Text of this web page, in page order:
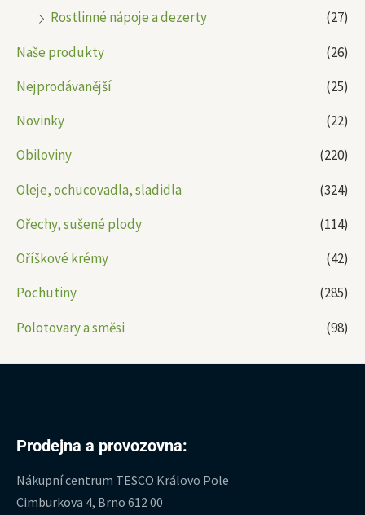
Rostlinné nápoje a dezerty
(27)
Naše produkty
(26)
Nejprodávanější
(25)
Novinky
(22)
Obiloviny
(220)
Oleje, ochucovadla, sladidla
(324)
Ořechy, sušené plody
(114)
Oříškové krémy
(42)
Pochutiny
(285)
Polotovary a směsi
(98)
Prodejna a provozovna:
Nákupní centrum TESCO Královo Pole
Cimburkova 4, Brno 612 00